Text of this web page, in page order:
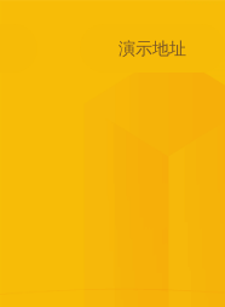
演示地址